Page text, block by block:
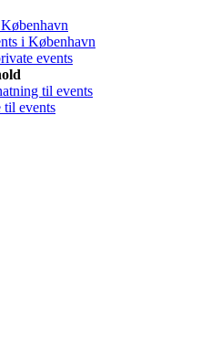
i København
events
til events
events